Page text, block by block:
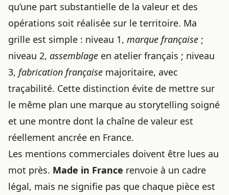
qu’une part substantielle de la valeur et des
opérations soit réalisée sur le territoire. Ma
grille est simple : niveau 1, marque française ;
niveau 2, assemblage en atelier français ; niveau
3, fabrication française majoritaire, avec
traçabilité. Cette distinction évite de mettre sur
le même plan une marque au storytelling soigné
et une montre dont la chaîne de valeur est
réellement ancrée en France.
Les mentions commerciales doivent être lues au
mot près. Made in France renvoie à un cadre
légal, mais ne signifie pas que chaque pièce est